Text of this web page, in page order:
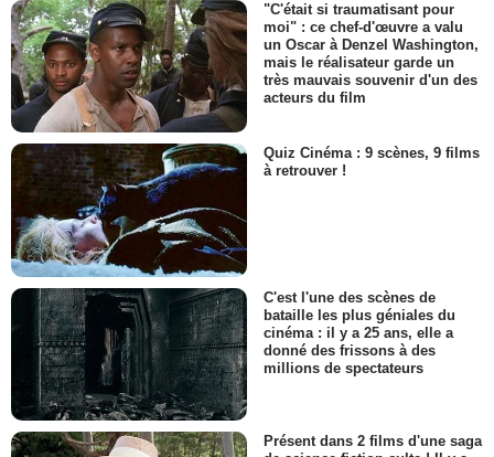
"C'était si traumatisant pour
moi" : ce chef-d'œuvre a valu
un Oscar à Denzel Washington,
mais le réalisateur garde un
très mauvais souvenir d'un des
acteurs du film
Quiz Cinéma : 9 scènes, 9 films
à retrouver !
C'est l'une des scènes de
bataille les plus géniales du
cinéma : il y a 25 ans, elle a
donné des frissons à des
millions de spectateurs
Présent dans 2 films d'une saga